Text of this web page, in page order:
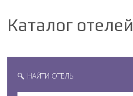
Каталог отелей
НАЙТИ ОТЕЛЬ